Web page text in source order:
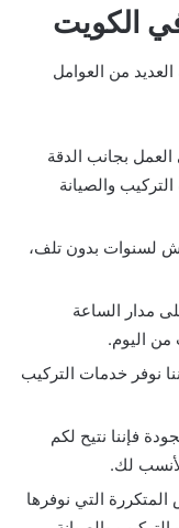
الكويت
من العوامل
العمل بجانب الدقة
والصيانة
لسنوات بدون تلف،
مدار الساعة
من اليوم.
نوفر خدمات التركيب
فإننا نتيح لكم
لك.
التي نوفرها